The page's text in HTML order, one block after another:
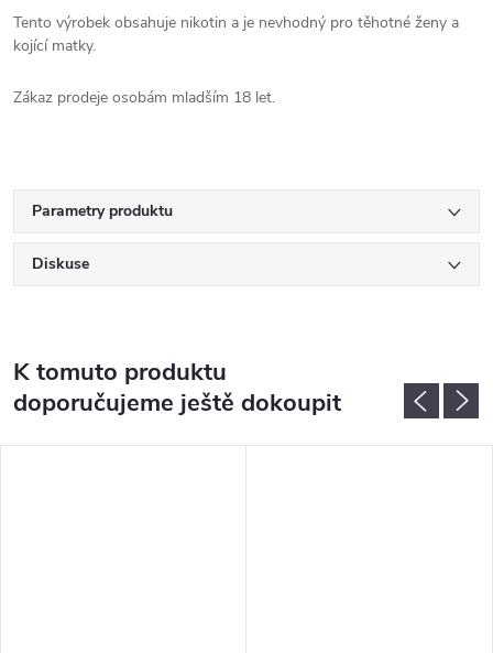
Tento výrobek obsahuje nikotin a je nevhodný pro těhotné ženy a
kojící matky.
Zákaz prodeje osobám mladším 18 let.
Parametry produktu
Diskuse
K tomuto produktu
doporučujeme ještě dokoupit